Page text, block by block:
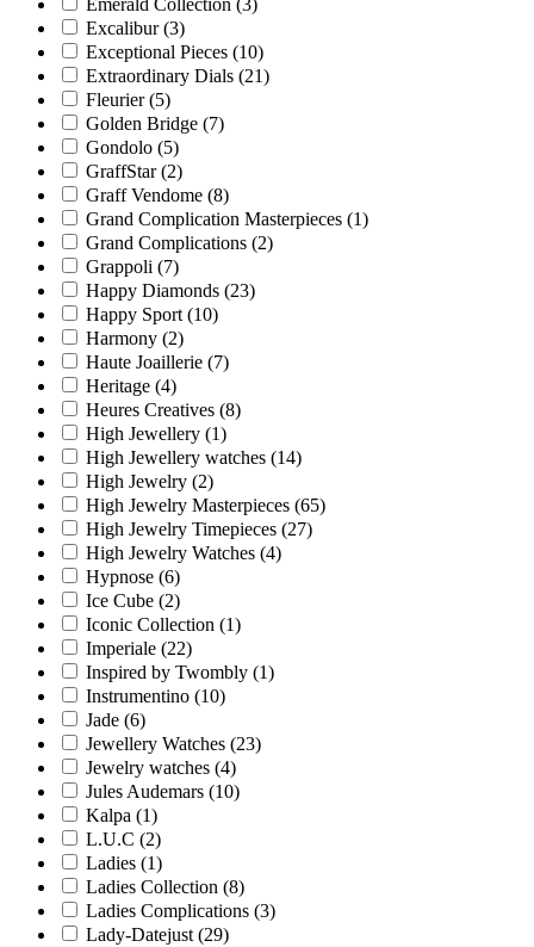
Emerald Collection (3)
Excalibur (3)
Exceptional Pieces (10)
Extraordinary Dials (21)
Fleurier (5)
Golden Bridge (7)
Gondolo (5)
GraffStar (2)
Graff Vendome (8)
Grand Complication Masterpieces (1)
Grand Complications (2)
Grappoli (7)
Happy Diamonds (23)
Happy Sport (10)
Harmony (2)
Haute Joaillerie (7)
Heritage (4)
Heures Creatives (8)
High Jewellery (1)
High Jewellery watches (14)
High Jewelry (2)
High Jewelry Masterpieces (65)
High Jewelry Timepieces (27)
High Jewelry Watches (4)
Hypnose (6)
Ice Cube (2)
Iconic Collection (1)
Imperiale (22)
Inspired by Twombly (1)
Instrumentino (10)
Jade (6)
Jewellery Watches (23)
Jewelry watches (4)
Jules Audemars (10)
Kalpa (1)
L.U.C (2)
Ladies (1)
Ladies Collection (8)
Ladies Complications (3)
Lady-Datejust (29)